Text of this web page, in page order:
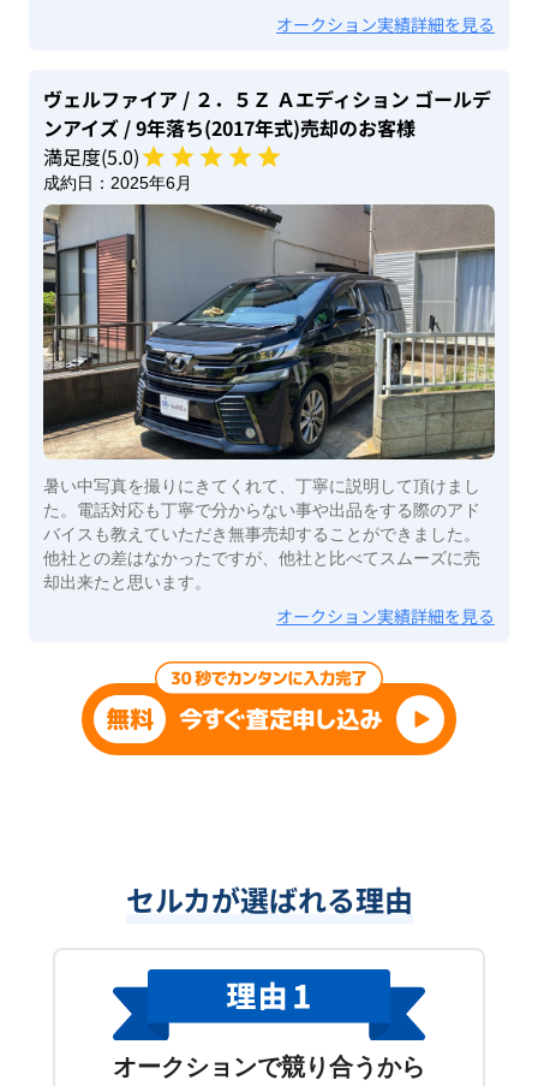
オークション実績詳細を見る
ヴェルファイア / ２．５Ｚ Ａエディション ゴールデ
ンアイズ / 9年落ち(2017年式)売却のお客様
満足度(5.0)
成約日： 2025年6月
暑い中写真を撮りにきてくれて、丁寧に説明して頂けまし
た。電話対応も丁寧で分からない事や出品をする際のアド
バイスも教えていただき無事売却することができました。
他社との差はなかったですが、他社と比べてスムーズに売
却出来たと思います。
オークション実績詳細を見る
セルカが選ばれる理由
オークションで競り合うから